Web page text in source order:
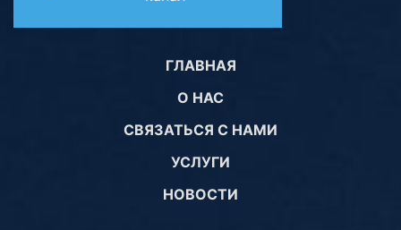
ГЛАВНАЯ
О НАС
СВЯЗАТЬСЯ С НАМИ
УСЛУГИ
НОВОСТИ